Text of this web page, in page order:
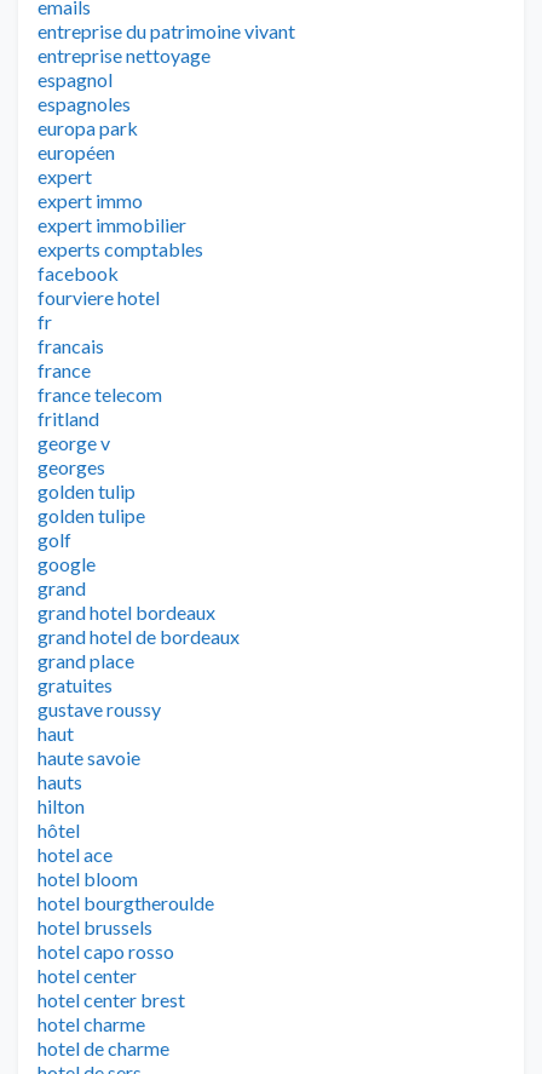
emails
entreprise du patrimoine vivant
entreprise nettoyage
espagnol
espagnoles
europa park
européen
expert
expert immo
expert immobilier
experts comptables
facebook
fourviere hotel
fr
francais
france
france telecom
fritland
george v
georges
golden tulip
golden tulipe
golf
google
grand
grand hotel bordeaux
grand hotel de bordeaux
grand place
gratuites
gustave roussy
haut
haute savoie
hauts
hilton
hôtel
hotel ace
hotel bloom
hotel bourgtheroulde
hotel brussels
hotel capo rosso
hotel center
hotel center brest
hotel charme
hotel de charme